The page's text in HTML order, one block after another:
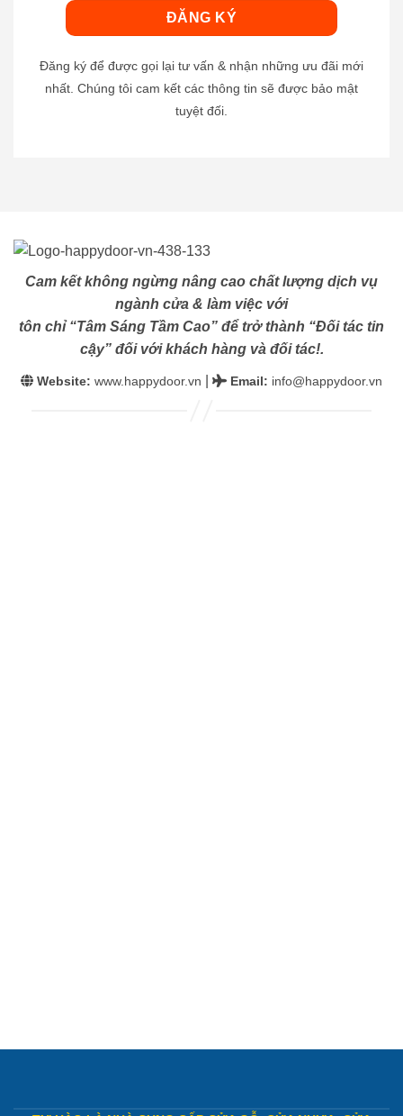
Đăng ký để được gọi lại tư vấn & nhận những ưu đãi mới
nhất. Chúng tôi cam kết các thông tin sẽ được bảo mật
tuyệt đối.
Cam kết không ngừng nâng cao chất lượng dịch vụ
ngành cửa & làm việc với
tôn chỉ “Tâm Sáng Tầm Cao” để trở thành “Đối tác tin
cậy” đối với khách hàng và đối tác!.
Website: www.happydoor.vn Email: info@happydoor.vn